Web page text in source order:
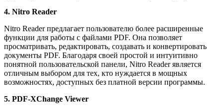
4. Nitro Reader
Nitro Reader предлагает пользователю более расширенные
функции для работы с файлами PDF. Она позволяет
просматривать, редактировать, создавать и конвертировать
документы PDF. Благодаря своей простой и интуитивно
понятной пользовательской панели, Nitro Reader является
отличным выбором для тех, кто нуждается в мощных
возможностях, доступных без платной версии программы.
5. PDF-XChange Viewer